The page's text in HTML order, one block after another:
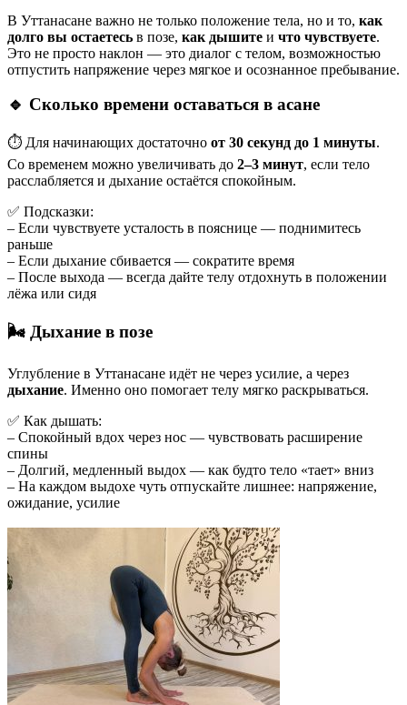
В Уттанасане важно не только положение тела, но и то, как
долго вы остаетесь в позе, как дышите и что чувствуете.
Это не просто наклон — это диалог с телом, возможностью
отпустить напряжение через мягкое и осознанное пребывание.
🔹 Сколько времени оставаться в асане
⏱ Для начинающих достаточно от 30 секунд до 1 минуты.
Со временем можно увеличивать до 2–3 минут, если тело
расслабляется и дыхание остаётся спокойным.
✅ Подсказки:
– Если чувствуете усталость в пояснице — поднимитесь
раньше
– Если дыхание сбивается — сократите время
– После выхода — всегда дайте телу отдохнуть в положении
лёжа или сидя
🌬 Дыхание в позе
Углубление в Уттанасане идёт не через усилие, а через
дыхание. Именно оно помогает телу мягко раскрываться.
✅ Как дышать:
– Спокойный вдох через нос — чувствовать расширение
спины
– Долгий, медленный выдох — как будто тело «тает» вниз
– На каждом выдохе чуть отпускайте лишнее: напряжение,
ожидание, усилие